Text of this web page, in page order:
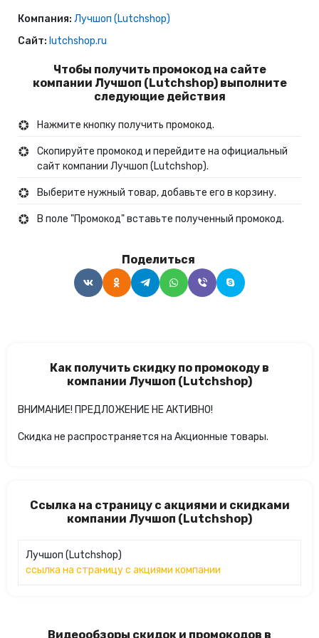
Компания: Лучшоп (Lutchshop)
Сайт: lutchshop.ru
Чтобы получить промокод на сайте
компании Лучшоп (Lutchshop) выполните
следующие действия
Нажмите кнопку получить промокод.
Скопируйте промокод и перейдите на официальный
сайт компании Лучшоп (Lutchshop).
Выберите нужный товар, добавьте его в корзину.
В поле "Промокод" вставьте полученный промокод.
Поделиться
Как получить скидку по промокоду в
компании Лучшоп (Lutchshop)
ВНИМАНИЕ! ПРЕДЛОЖЕНИЕ НЕ АКТИВНО!
Скидка не распространяется на Акционные товары.
Ссылка на страницу с акциями и скидками
компании Лучшоп (Lutchshop)
Лучшоп (Lutchshop)
ссылка на страницу с акциями компании
Видеообзоры скидок и промокодов в